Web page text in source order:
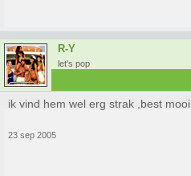
R-Y
let's pop
ik vind hem wel erg strak ,best mooi
23 sep 2005